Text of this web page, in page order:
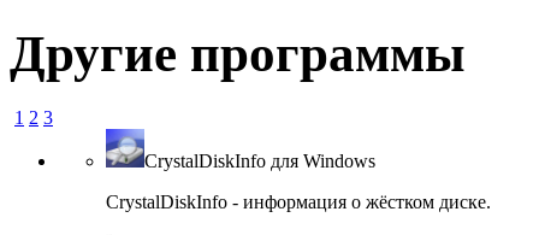
Другие программы
1 2 3
CrystalDiskInfo для Windows
CrystalDiskInfo - информация о жёстком диске.